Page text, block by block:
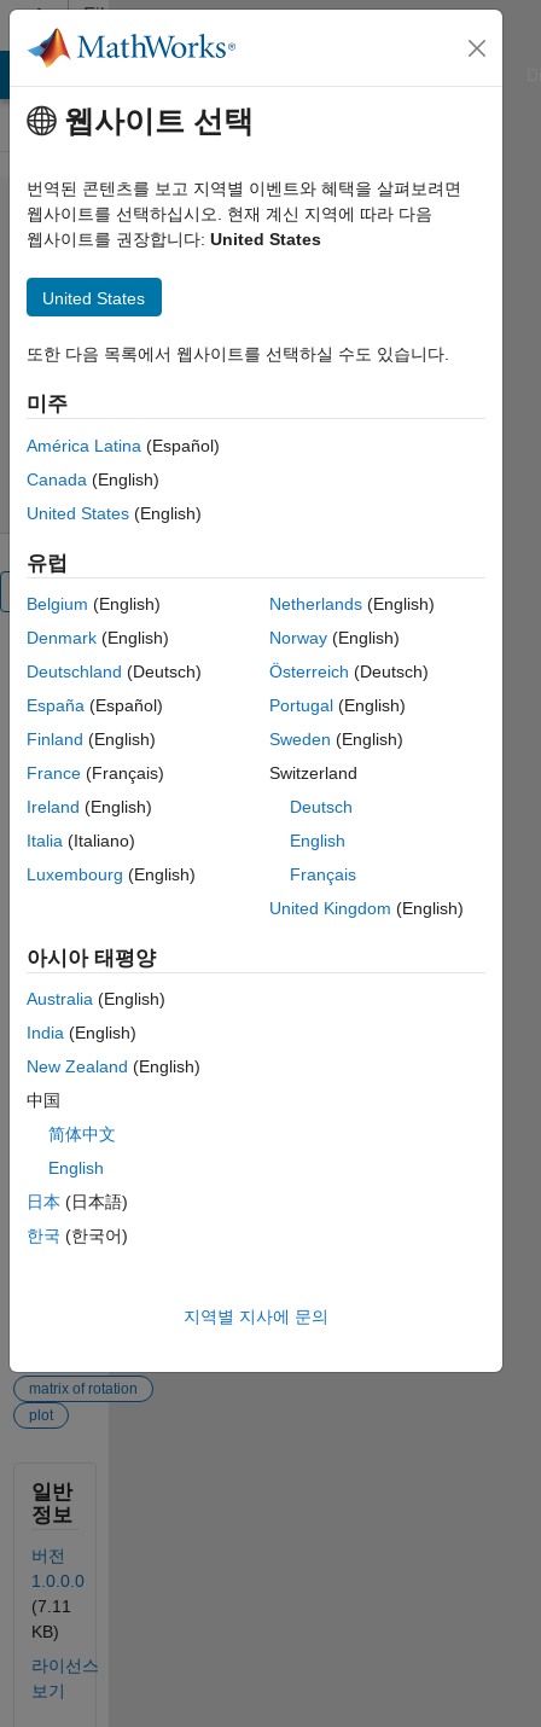
콘텐츠로 바로 가기
File
Exchange
plotAxes
버전 1.0.0.0
system of
axes (a
4x4
matrix of
rototranslation
RT or 3x3
rotation)
인용
양식
Pariterre
(2026).
plotAxes
plotaxes),
MATLAB
Central
Exchange.
검색 날짜:
matrix of rotation
plot
일반
정보
버전
1.0.0.0
(7.11
KB)
라이선스
보기
웹사이트 선택
번역된 콘텐츠를 보고 지역별 이벤트와 혜택을 살펴보려면
웹사이트를 선택하십시오. 현재 계신 지역에 따라 다음
웹사이트를 권장합니다: United States
United States
또한 다음 목록에서 웹사이트를 선택하실 수도 있습니다.
미주
América Latina (Español)
Canada (English)
United States (English)
유럽
Belgium (English)
Denmark (English)
Deutschland (Deutsch)
España (Español)
Finland (English)
France (Français)
Ireland (English)
Italia (Italiano)
Luxembourg (English)
Netherlands(English)
Norway(English)
Österreich (Deutsch)
Portugal(English)
Sweden (English)
Switzerland
Deutsch
English
Français
United Kingdom (English)
아시아 태평양
Australia (English)
India (English)
New Zealand (English)
中国
简体中文
English
日本 (日本語)
한국 (한국어)
지역별 지사에 문의